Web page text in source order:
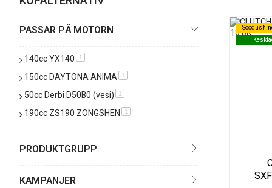
PASSAR PÅ MOTORN
140cc YX140 1
150cc DAYTONA ANIMA 1
50cc Derbi D50B0 (vesi) 1
190cc ZS190 ZONGSHEN 1
PRODUKTGRUPP
KAMPANJER